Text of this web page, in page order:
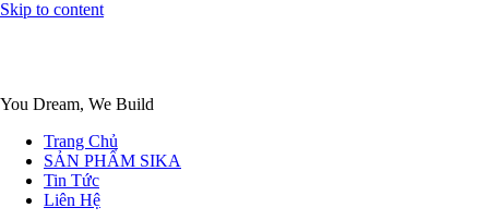
Skip to content
You Dream, We Build
Trang Chủ
SẢN PHẨM SIKA
Tin Tức
Liên Hệ